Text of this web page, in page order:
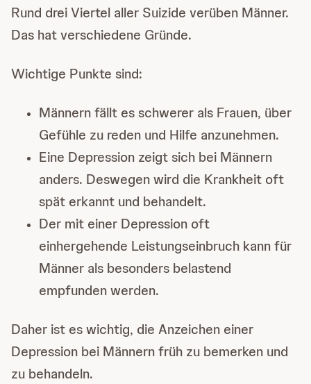
Rund drei Viertel aller Suizide verüben Männer.
Das hat verschiedene Gründe.
Wichtige Punkte sind:
Männern fällt es schwerer als Frauen, über
Gefühle zu reden und Hilfe anzunehmen.
Eine Depression zeigt sich bei Männern
anders. Deswegen wird die Krankheit oft
spät erkannt und behandelt.
Der mit einer Depression oft
einhergehende Leistungseinbruch kann für
Männer als besonders belastend
empfunden werden.
Daher ist es wichtig, die Anzeichen einer
Depression bei Männern früh zu bemerken und
zu behandeln.